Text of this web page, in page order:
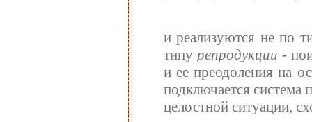
и реализуются не по
типу репродукции -
и ее преодоления на
подключается
целостной ситуации,